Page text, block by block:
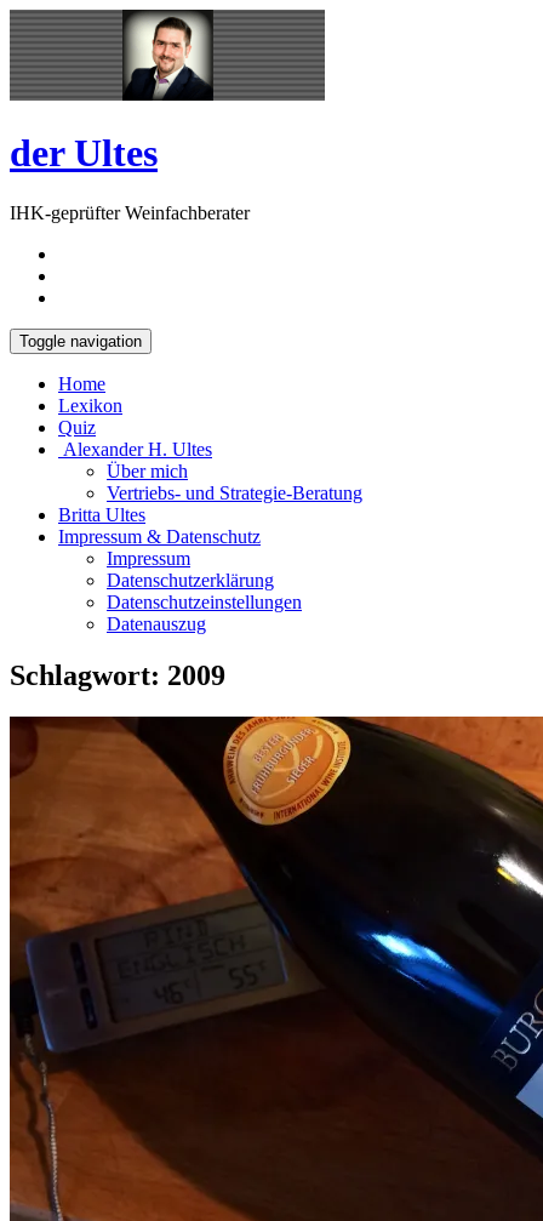
Skip
to
content
Open
Sidebar
der Ultes
IHK-geprüfter Weinfachberater
Toggle navigation
Home
Lexikon
Quiz
Alexander H. Ultes
Über mich
Vertriebs- und Strategie-Beratung
Britta Ultes
Impressum & Datenschutz
Impressum
Datenschutzerklärung
Datenschutzeinstellungen
Datenauszug
Schlagwort: 2009